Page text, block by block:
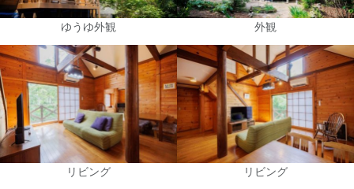
ゆうゆ外観 外観
リビング リビング